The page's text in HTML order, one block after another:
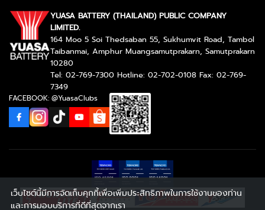
YUASA BATTERY (THAILAND) PUBLIC COMPANY
LIMITED.
164 Moo 5 Soi Thedsaban 55, Sukhumvit Road, Tambol
Taibanmai, Amphur Muangsamutprakarn, Samutprakarn
10280
Tel: 02-769-7300 Hotline: 02-702-0108 Fax: 02-769-
7349
FACEBOOK: @YuasaClubs
เว็บไซต์นี้มีการจัดเก็บคุกกี้เพื่อเพิ่มประสิทธิภาพในการใช้งานของท่าน
และการมอบบริการที่ดีที่สุดจากเรา